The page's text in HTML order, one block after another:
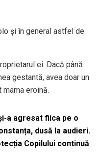
şi în general astfel de
ei. Dacă până
gestantă, avea doar un
eroină.
a agresat fiica pe o
dusă la audieri.
Copilului continuă